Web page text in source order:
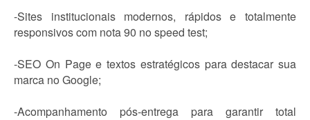
-Sites institucionais modernos, rápidos e totalmente
responsivos com nota 90 no speed test;
-SEO On Page e textos estratégicos para destacar sua
marca no Google;
-Acompanhamento pós-entrega para garantir total